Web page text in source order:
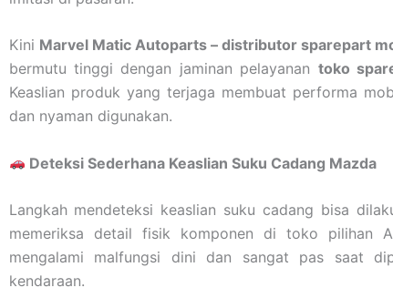
Kini Marvel Matic Autoparts – distributor sparepart
bermutu tinggi dengan jaminan pelayanan toko
Keaslian produk yang terjaga membuat performa
dan nyaman digunakan.
Deteksi Sederhana Keaslian Suku Cadang Mazda
Langkah mendeteksi keaslian suku cadang bisa
memeriksa detail fisik komponen di toko pilihan
mengalami malfungsi dini dan sangat pas saat
kendaraan.